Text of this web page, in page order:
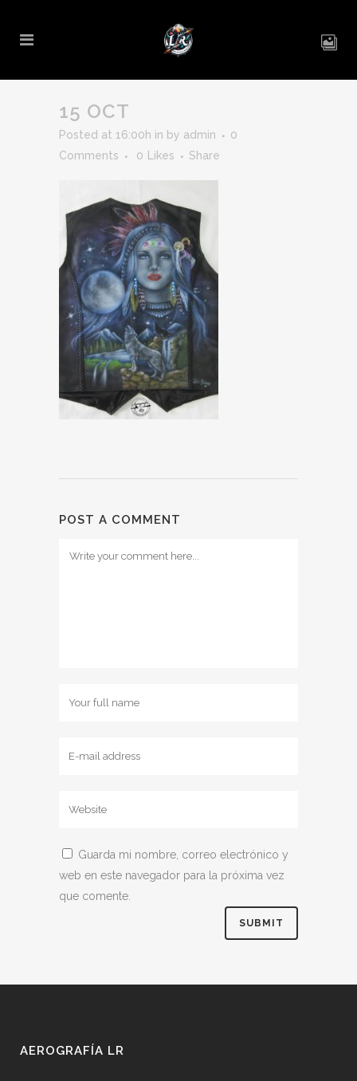
15 OCT
Posted at 16:00h in by admin
0
Comments
0 Likes Share
POST A COMMENT
Guarda mi nombre, correo electrónico y
web en este navegador para la próxima vez
que comente.
AEROGRAFÍA LR